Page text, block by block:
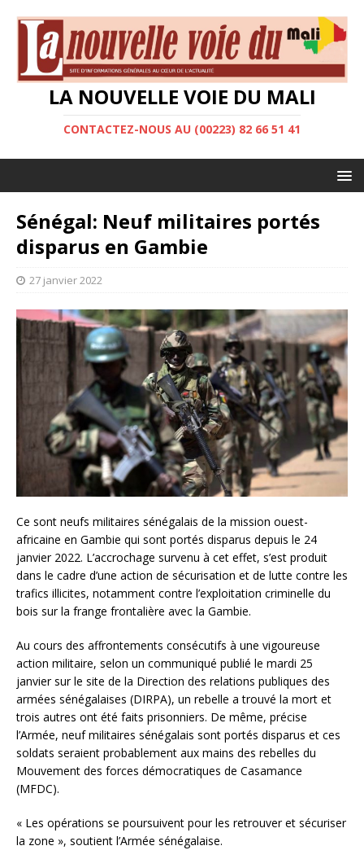
LA NOUVELLE VOIE DU MALI
CONTACTEZ-NOUS AU (00223) 82 66 51 41
Sénégal: Neuf militaires portés
disparus en Gambie
27 janvier 2022
Ce sont neufs militaires sénégalais de la mission ouest-
africaine en Gambie qui sont portés disparus depuis le 24
janvier 2022. L’accrochage survenu à cet effet, s’est produit
dans le cadre d’une action de sécurisation et de lutte contre les
trafics illicites, notamment contre l’exploitation criminelle du
bois sur la frange frontalière avec la Gambie.
Au cours des affrontements consécutifs à une vigoureuse
action militaire, selon un communiqué publié le mardi 25
janvier sur le site de la Direction des relations publiques des
armées sénégalaises (DIRPA), un rebelle a trouvé la mort et
trois autres ont été faits prisonniers. De même, précise
l’Armée, neuf militaires sénégalais sont portés disparus et ces
soldats seraient probablement aux mains des rebelles du
Mouvement des forces démocratiques de Casamance
(MFDC).
« Les opérations se poursuivent pour les retrouver et sécuriser
la zone », soutient l’Armée sénégalaise.